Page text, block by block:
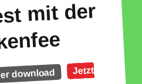
mit der
download Jetzt